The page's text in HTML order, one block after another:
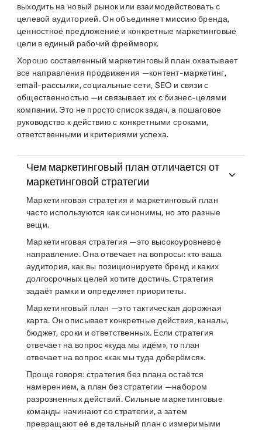
выходить на новый рынок или взаимодействовать с
целевой аудиторией. Он объединяет миссию бренда,
ценностное предложение и конкретные маркетинговые
цели в единый рабочий фреймворк.
Хорошо составленный маркетинговый план охватывает
все направления продвижения —контент-маркетинг,
email-рассылки, социальные сети, SEO и связи с
общественностью —и связывает их с бизнес-целями
компании. Это не просто список задач, а пошаговое
руководство к действию с конкретными сроками,
ответственными и критериями успеха.
Чем маркетинговый план отличается от
маркетинговой стратегии
Маркетинговая стратегия и маркетинговый план
часто используются как синонимы, но это разные
вещи.
Маркетинговая стратегия —это высокоуровневое
направление. Она отвечает на вопросы: кто ваша
аудитория, как вы позиционируете бренд и каких
долгосрочных целей хотите достичь. Стратегия
задаёт рамки и определяет приоритеты.
Маркетинговый план —это тактическая дорожная
карта. Он описывает конкретные действия, каналы,
бюджет, сроки и ответственных. Если стратегия
отвечает на вопрос «куда мы идём», то план
отвечает на вопрос «как мы туда доберёмся».
Проще говоря: стратегия без плана остаётся
намерением, а план без стратегии —набором
разрозненных действий. Сильные маркетинговые
команды начинают со стратегии, а затем
превращают её в детальный план с измеримыми